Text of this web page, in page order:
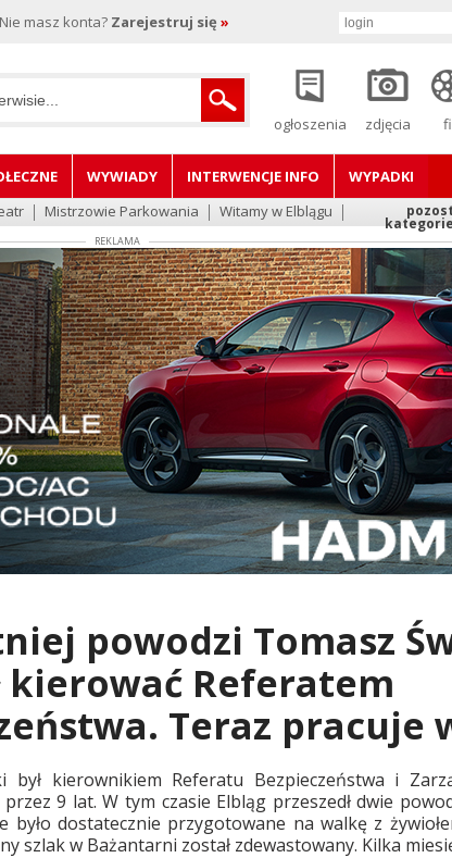
Nie masz konta? Zarejestruj się »
ogłoszenia zdjęcia
WYWIADY INTERWENCJE INFO
WYPADKI
Mistrzowie Parkowania Witamy w Elblągu
REKLAMA
powodzi Tomasz
kierować Referatem
Teraz pracuje
był kierownikiem Referatu Bezpieczeństwa i
9 lat. W tym czasie Elbląg przeszedł dwie
było dostatecznie przygotowane na walkę z
szlak w Bażantarni został zdewastowany. Kilka